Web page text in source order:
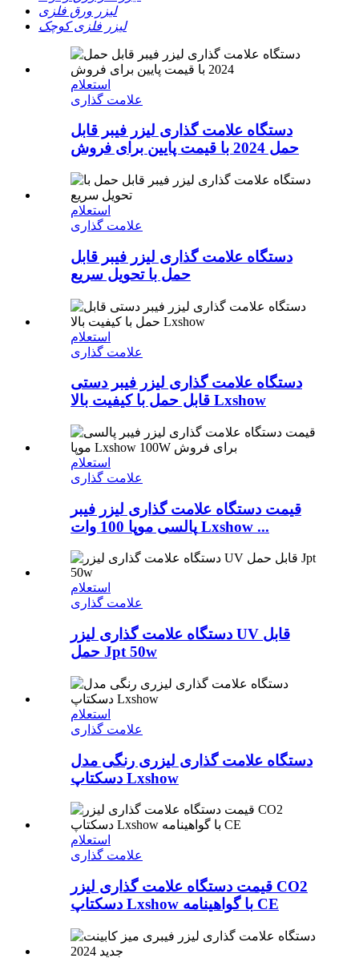
لیزر ورق فلزی
لیزر فلزی کوچک
استعلام
علامت گذاری
دستگاه علامت گذاری لیزر فیبر قابل
حمل 2024 با قیمت پایین برای فروش
استعلام
علامت گذاری
دستگاه علامت گذاری لیزر فیبر قابل
حمل با تحویل سریع
استعلام
علامت گذاری
دستگاه علامت گذاری لیزر فیبر دستی
قابل حمل با کیفیت بالا Lxshow
استعلام
علامت گذاری
قیمت دستگاه علامت گذاری لیزر فیبر
پالسی موپا 100 وات Lxshow ...
استعلام
علامت گذاری
دستگاه علامت گذاری لیزر UV قابل
حمل Jpt 50w
استعلام
علامت گذاری
دستگاه علامت گذاری لیزری رنگی مدل
دسکتاپ Lxshow
استعلام
علامت گذاری
قیمت دستگاه علامت گذاری لیزر CO2
دسکتاپ Lxshow با گواهینامه CE